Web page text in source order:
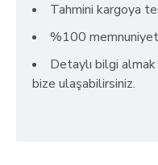
Tahmini kargoya
%100
Detaylı bilgi almak
bize ulaşabilirsiniz.